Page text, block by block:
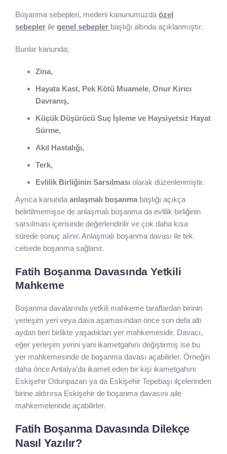
Boşanma sebepleri, medeni kanunumuzda özel
sebepler ile genel sebepler başlığı altında açıklanmıştır.
Bunlar kanunda;
Zina,
Hayata Kast, Pek Kötü Muamele, Onur Kırıcı
Davranış,
Küçük Düşürücü Suç İşleme ve Haysiyetsiz Hayat
Sürme,
Akıl Hastalığı,
Terk,
Evlilik Birliğinin Sarsılması olarak düzenlenmiştir.
Ayrıca kanunda anlaşmalı boşanma başlığı açıkça
belirtilmemişse de anlaşmalı boşanma da evlilik birliğinin
sarsılması içerisinde değerlendirilir ve çok daha kısa
sürede sonuç alınır. Anlaşmalı boşanma davası ile tek
celsede boşanma sağlanır.
Fatih Boşanma Davasında Yetkili
Mahkeme
Boşanma davalarında yetkili mahkeme taraflardan birinin
yerleşim yeri veya dava aşamasından önce son defa altı
aydan beri birlikte yaşadıkları yer mahkemesidir. Davacı,
eğer yerleşim yerini yani ikametgahını değiştirmiş ise bu
yer mahkemesinde de boşanma davası açabilirler. Örneğin
daha önce Antalya’da ikamet eden bir kişi ikametgahını
Eskişehir Odunpazarı ya da Eskişehir Tepebaşı ilçelerinden
birine aldırırsa Eskişehir de boşanma davasını aile
mahkemelerinde açabilirler.
Fatih Boşanma Davasında Dilekçe
Nasıl Yazılır?